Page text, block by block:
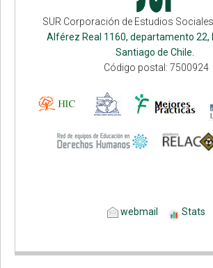
SUR Corporación de Estudios
Alférez Real 1160, departamento 22,
Santiago de Chile.
Código postal: 7500924
webmail Stats